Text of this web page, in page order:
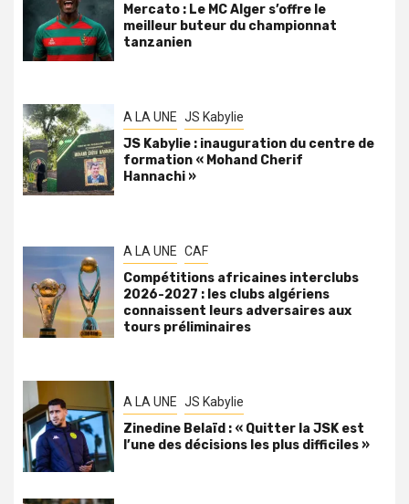
Mercato : Le MC Alger s’offre le
meilleur buteur du championnat
tanzanien
A LA UNE JS Kabylie
JS Kabylie : inauguration du centre de
formation « Mohand Cherif
Hannachi »
A LA UNE CAF
Compétitions africaines interclubs
2026-2027 : les clubs algériens
connaissent leurs adversaires aux
tours préliminaires
A LA UNE JS Kabylie
Zinedine Belaïd : « Quitter la JSK est
l’une des décisions les plus difficiles »